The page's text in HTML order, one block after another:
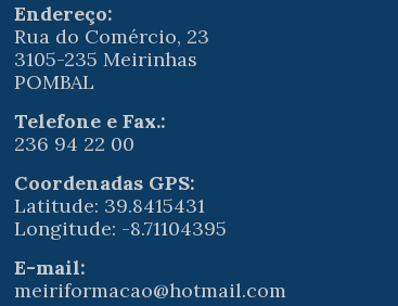
Endereço:
Rua do Comércio, 23
3105-235 Meirinhas
POMBAL
Telefone e Fax.:
236 94 22 00
Coordenadas GPS:
Latitude: 39.8415431
Longitude: -8.71104395
E-mail:
meiriformacao@hotmail.com